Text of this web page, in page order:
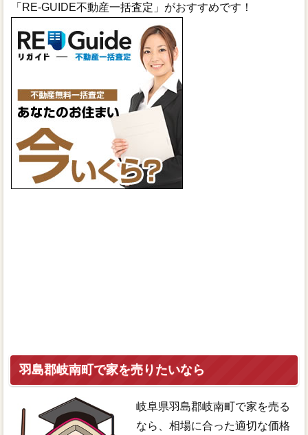
「RE-GUIDE不動産一括査定」がおすすめです！
羽島郡岐南町で家を売りたいなら
岐阜県羽島郡岐南町で家を売る
なら、相場に合った適切な価格